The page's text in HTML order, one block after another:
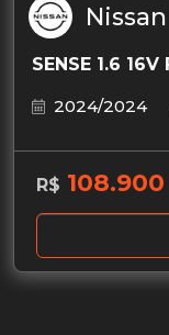
Nissan
SENSE 1.6
2024/2024
R$ 108.900